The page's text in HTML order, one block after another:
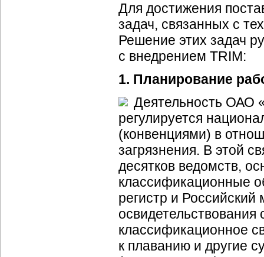
Для достижения
задач, связанных с
Решение этих задач
с внедрением TRIM:
1. Планирование
Деятельность ОАО
регулируется
(конвенциями) в
загрязнения. В этой
десятков ведомств,
классификационные
регистр и Российский
классификационное
к плаванию и другие